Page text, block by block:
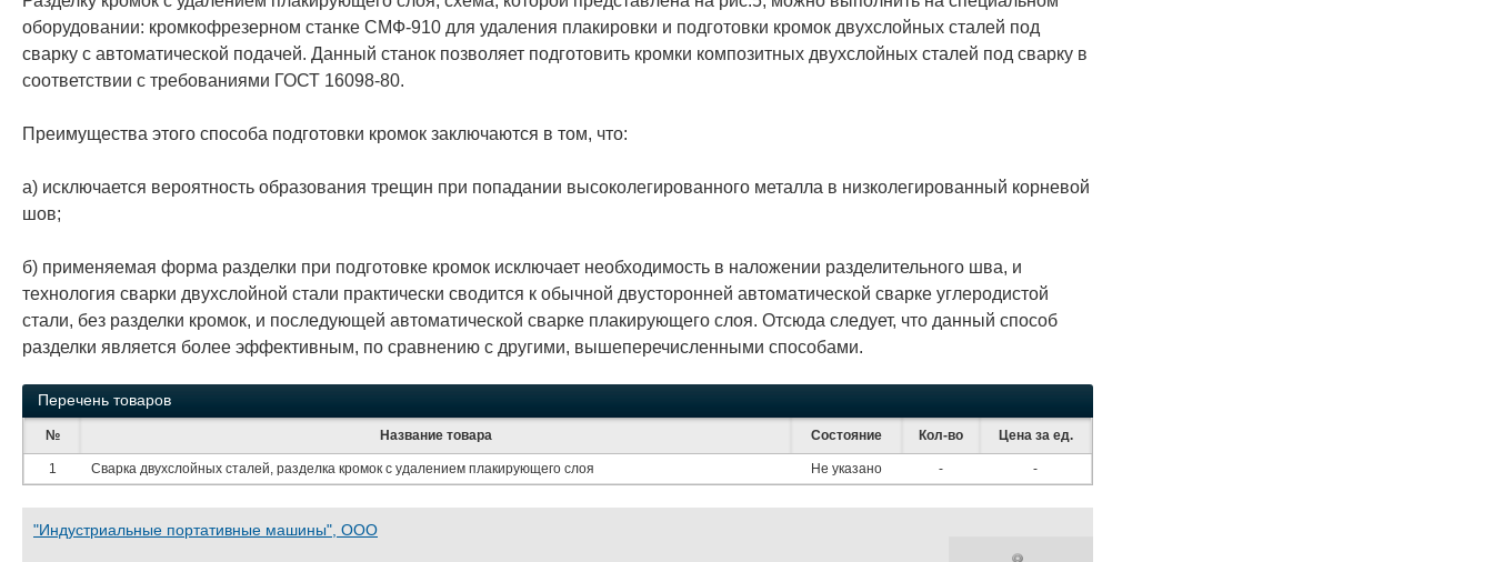
оборудовании: кромкофрезерном станке СМФ-910 для удаления плакировки и подготовки кромок двухслойных сталей под
сварку с автоматической подачей. Данный станок позволяет подготовить кромки композитных двухслойных сталей под сварку в
соответствии с требованиями ГОСТ 16098-80.
Преимущества этого способа подготовки кромок заключаются в том, что:
а) исключается вероятность образования трещин при попадании высоколегированного металла в низколегированный корневой
шов;
б) применяемая форма разделки при подготовке кромок исключает необходимость в наложении разделительного шва, и
технология сварки двухслойной стали практически сводится к обычной двусторонней автоматической сварке углеродистой
стали, без разделки кромок, и последующей автоматической сварке плакирующего слоя. Отсюда следует, что данный способ
разделки является более эффективным, по сравнению с другими, вышеперечисленными способами.
Перечень товаров
№ Название товара Состояние Кол-во Цена за ед.
1 Сварка двухслойных сталей, разделка кромок с удалением плакирующего слоя Не указано - -
"Индустриальные портативные машины", ООО